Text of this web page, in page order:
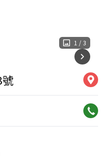
1 / 3